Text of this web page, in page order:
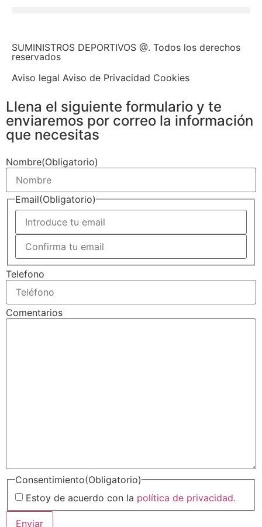
SUMINISTROS DEPORTIVOS @. Todos los derechos
reservados
Aviso legal Aviso de Privacidad Cookies
Llena el siguiente formulario y te
enviaremos por correo la información
que necesitas
Nombre(Obligatorio)
Email(Obligatorio)
Telefono
Comentarios
Consentimiento(Obligatorio)
Estoy de acuerdo con la política de privacidad.